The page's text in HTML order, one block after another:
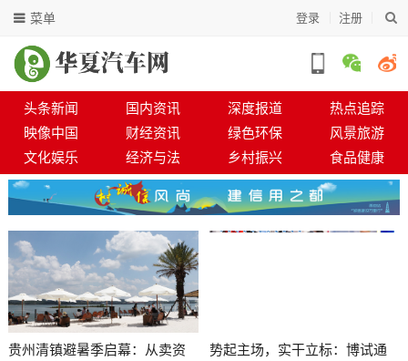
登录 注册
菜单
头条新闻 国内资讯 深度报道
热点追踪
映像中国
财经资讯 绿色环保
风景旅游
文化娱乐
经济与法 乡村振兴 食品健康
贵州清镇避暑季启幕：从卖资
势起主场，实干立标：博试通